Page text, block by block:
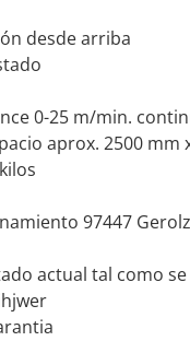
desde arriba
0-25 m/min.
aprox. 2500 mm
97447
actual tal como se